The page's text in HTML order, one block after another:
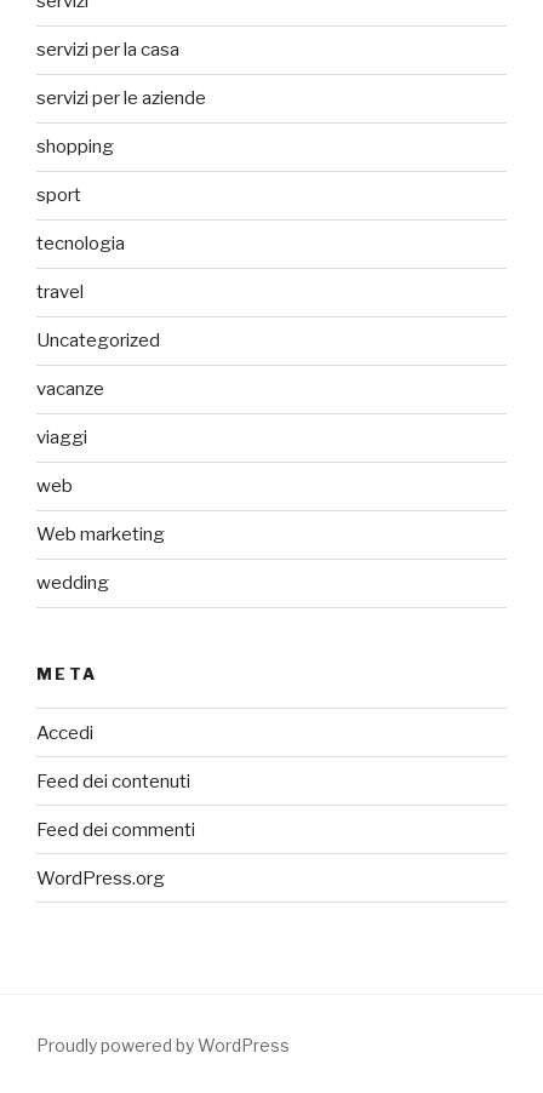
servizi per la casa
servizi per le aziende
shopping
sport
tecnologia
travel
Uncategorized
vacanze
viaggi
web
Web marketing
wedding
META
Accedi
Feed dei contenuti
Feed dei commenti
WordPress.org
Proudly powered by WordPress